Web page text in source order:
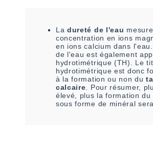
La dureté de l'eau
concentration en ions
en ions calcium dans
de l'eau est également
hydrotimétrique (TH). Le
hydrotimétrique est donc
à la formation ou non du
calcaire . Pour résumer,
élevé, plus la formation du
sous forme de minéral